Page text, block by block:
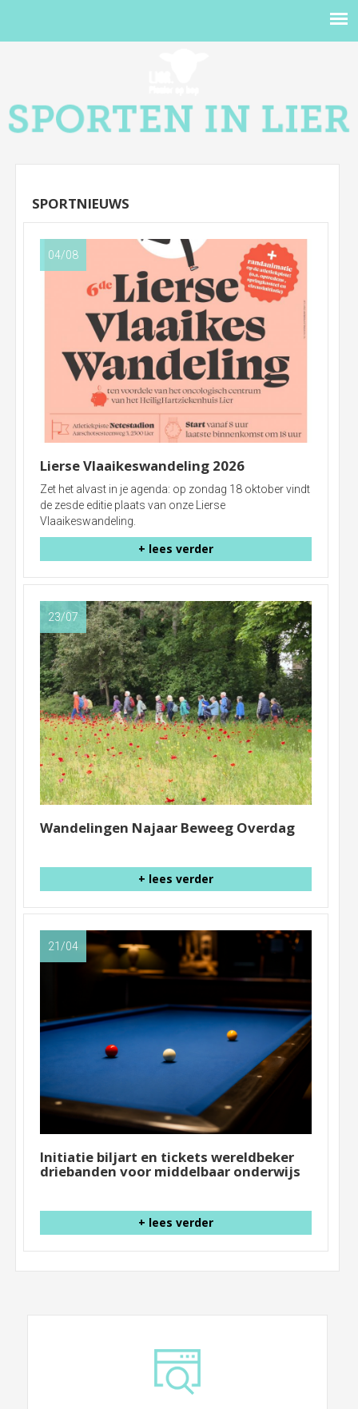
SPORTNIEUWS
04/08
Lierse Vlaaikeswandeling 2026
Zet het alvast in je agenda: op zondag 18 oktober vindt
de zesde editie plaats van onze Lierse
Vlaaikeswandeling.
+ lees verder
23/07
Wandelingen Najaar Beweeg Overdag
+ lees verder
21/04
Initiatie biljart en tickets wereldbeker
driebanden voor middelbaar onderwijs
+ lees verder